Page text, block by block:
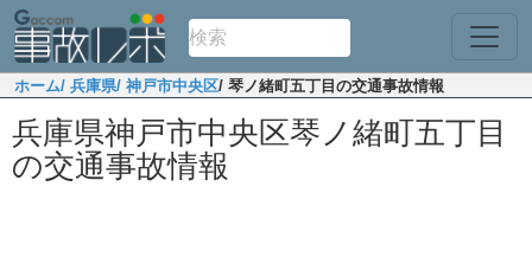
ホーム/ 兵庫県/ 神戸市中央区/ 琴ノ緒町五丁目の交通事故情報
兵庫県神戸市中央区琴ノ緒町五丁目
の交通事故情報